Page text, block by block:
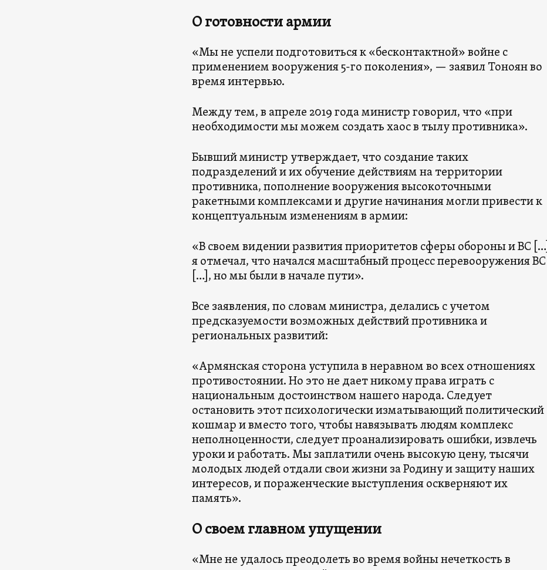
О готовности армии
«Мы не успели подготовиться к «бесконтактной» войне с
применением вооружения 5-го поколения», — заявил Тоноян во
время интервью.
Между тем, в апреле 2019 года министр говорил, что «при
необходимости мы можем создать хаос в тылу противника».
Бывший министр утверждает, что создание таких
подразделений и их обучение действиям на территории
противника, пополнение вооружения высокоточными
ракетными комплексами и другие начинания могли привести к
концептуальным изменениям в армии:
«В своем видении развития приоритетов сферы обороны и ВС […]
я отмечал, что начался масштабный процесс перевооружения ВС
[…], но мы были в начале пути».
Все заявления, по словам министра, делались с учетом
предсказуемости возможных действий противника и
региональных развитий:
«Армянская сторона уступила в неравном во всех отношениях
противостоянии. Но это не дает никому права играть с
национальным достоинством нашего народа. Следует
остановить этот психологически изматывающий политический
кошмар и вместо того, чтобы навязывать людям комплекс
неполноценности, следует проанализировать ошибки, извлечь
уроки и работать. Мы заплатили очень высокую цену, тысячи
молодых людей отдали свои жизни за Родину и защиту наших
интересов, и пораженческие выступления оскверняют их
память».
О своем главном упущении
«Мне не удалось преодолеть во время войны нечеткость в